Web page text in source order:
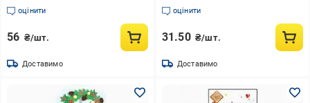
оцінити
56 ₴/шт.
Доставимо
оцінити
31.50 ₴/шт.
Доставимо